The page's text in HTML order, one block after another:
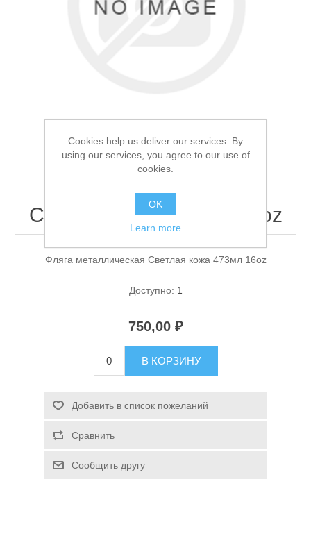
Аксессуары для лодок
Спасательные средства
Фляга металлическая
Светлая кожа 473мл 16oz
Фляга металлическая Светлая кожа 473мл 16oz
Доступно: 1
750,00 ₽
В КОРЗИНУ
Добавить в список пожеланий
Сравнить
Сообщить другу
Cookies help us deliver our services. By
using our services, you agree to our use of
cookies.
OK
Learn more